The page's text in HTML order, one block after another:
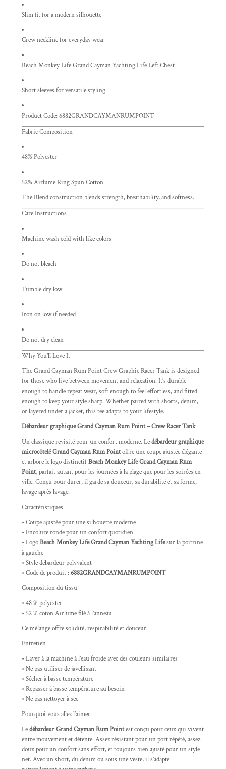
Slim fit for a modern silhouette
Crew neckline for everyday wear
Beach Monkey Life Grand Cayman Yachting Life Left Chest
Short sleeves for versatile styling
Product Code: 6882GRANDCAYMANRUMPOINT
Fabric Composition
48% Polyester
52% Airlume Ring Spun Cotton
The Blend construction blends strength, breathability, and softness.
Care Instructions
Machine wash cold with like colors
Do not bleach
Tumble dry low
Iron on low if needed
Do not dry clean
Why You’ll Love It
The Grand Cayman Rum Point Crew Graphic Racer Tank is designed
for those who live between movement and relaxation. It’s durable
enough to handle repeat wear, soft enough to feel effortless, and fitted
enough to keep your style sharp. Whether paired with shorts, denim,
or layered under a jacket, this tee adapts to your lifestyle.
Débardeur graphique Grand Cayman Rum Point – Crew Racer Tank
Un classique revisité pour un confort moderne. Ledébardeur graphique
microcôtelé Grand Cayman Rum Pointoffre une coupe ajustée élégante
et arbore le logo distinctifBeach Monkey Life Grand Cayman Rum
Point, parfait autant pour les journées à la plage que pour les soirées en
ville. Conçu pour durer, il garde sa douceur, sa durabilité et sa forme,
lavage après lavage.
Caractéristiques
• Coupe ajustée pour une silhouette moderne
• Encolure ronde pour un confort quotidien
• LogoBeach Monkey Life Grand Cayman Yachting Lifesur la poitrine
à gauche
• Style débardeur polyvalent
• Code de produit : 6882GRANDCAYMANRUMPOINT
Composition du tissu
• 48 % polyester
• 52 % coton Airlume filé à l’anneau
Ce mélange offre solidité, respirabilité et douceur.
Entretien
• Laver à la machine à l’eau froide avec des couleurs similaires
• Ne pas utiliser de javellisant
• Sécher à basse température
• Repasser à basse température au besoin
• Ne pas nettoyer à sec
Pourquoi vous allez l’aimer
Ledébardeur Grand Cayman Rum Pointest conçu pour ceux qui vivent
entre mouvement et détente. Assez résistant pour un port répété, assez
doux pour un confort sans effort, et toujours bien ajusté pour un style
net. Avec un short, du denim ou sous une veste, il s’adapte